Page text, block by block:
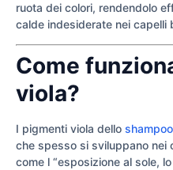
ruota dei colori, rendendolo
calde indesiderate nei capelli
Come
viola?
I pigmenti viola dello
che spesso si sviluppano nei
come l “esposizione al sole,